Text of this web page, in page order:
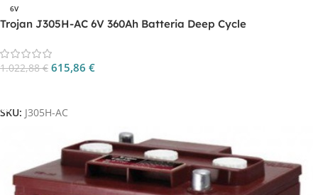
6V
Trojan J305H-AC 6V 360Ah Batteria Deep Cycle
1.022,88€ 615,86 €
SKU: J305H-AC